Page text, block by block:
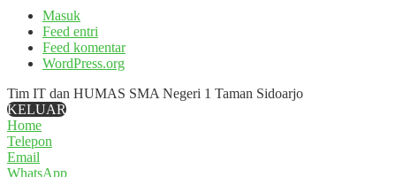
Masuk
Feed entri
Feed komentar
WordPress.org
Tim IT dan HUMAS SMA Negeri 1 Taman Sidoarjo
KELUAR
Home
Telepon
Email
WhatsApp